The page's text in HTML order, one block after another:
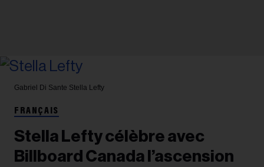
Gabriel Di Sante Stella Lefty
FRANÇAIS
Stella Lefty célèbre avec
Billboard Canada l’ascension